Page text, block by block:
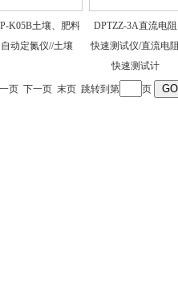
K05B土壤、肥料
自动定氮仪//土壤
DPTZZ-3A直流电阻
快速测试仪/直流电阻
快速测试计
页 下一页 末页跳转到第 页